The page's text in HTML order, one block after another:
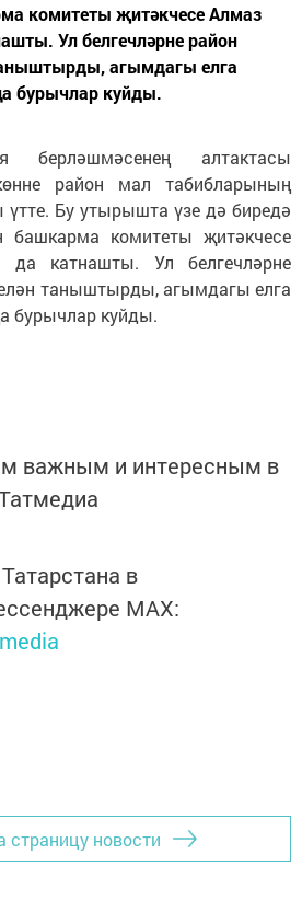
комитеты җитәкчесе Алмаз
Ул белгечләрне район
агымдагы елга
бурычлар куйды.
берләшмәсенең алтактасы
район мал табибларының
Бу утырышта үзе дә биредә
башкарма комитеты җитәкчесе
да катнашты. Ул белгечләрне
таныштырды, агымдагы елга
бурычлар куйды.
важным и интересным в
в
MАХ:
страницу новости